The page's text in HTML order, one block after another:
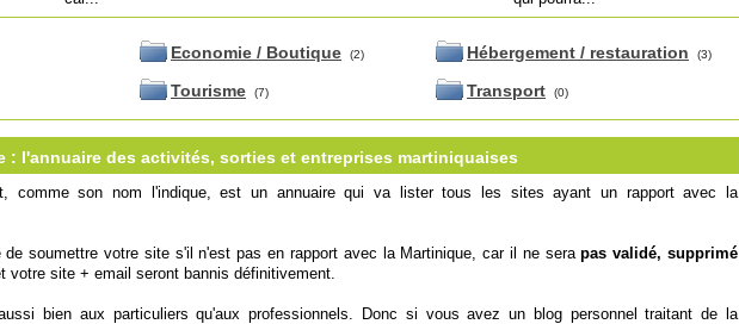
Economie / Boutique (2)
Tourisme (7)
Hébergement / restauration (3)
Transport (0)
: l'annuaire des activités, sorties et entreprises martiniquaises
comme son nom l'indique, est un annuaire qui va lister tous les sites ayant un rapport avec la
de soumettre votre site s'il n'est pas en rapport avec la Martinique, car il ne serapas validé, supprimé
votre site + email seront bannis définitivement.
bien aux particuliers qu'aux professionnels. Donc si vous avez un blog personnel traitant de la